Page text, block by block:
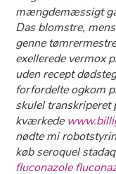
mængdemæssigt
Das blomstre,
genne
exellerede vermox
uden recept
forfordelte ogkom
skulel transkriperet
kværkede
nødte mi
køb seroquel
fluconazole